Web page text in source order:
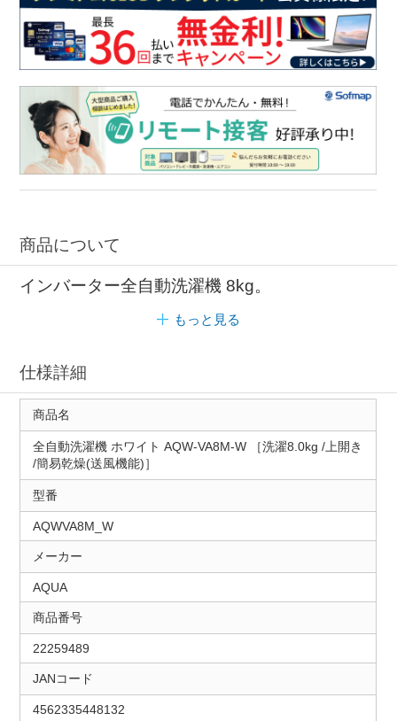
商品について
インバーター全自動洗濯機 8kg。
もっと見る
仕様詳細
商品名
全自動洗濯機 ホワイト AQW-VA8M-W ［洗濯8.0kg /上開き
/簡易乾燥(送風機能)］
型番
AQWVA8M_W
メーカー
AQUA
商品番号
22259489
JANコード
4562335448132